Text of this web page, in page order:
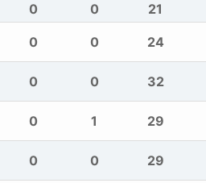
0 0
21
0 0
24
0 0
32
0 1
29
0 0
29